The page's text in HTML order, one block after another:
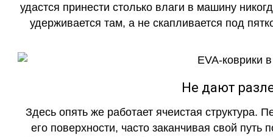
удастся принести столько влаги в машину
удерживается там, а не скапливается под
Не дают
Здесь опять же работает ячеистая структура.
его поверхности, часто заканчивая свой